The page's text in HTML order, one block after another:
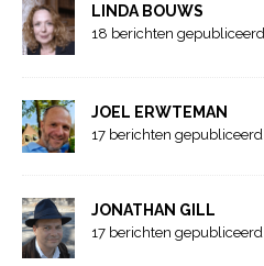
LINDA BOUWS
18 berichten gepubliceerd
JOEL ERWTEMAN
17 berichten gepubliceerd
JONATHAN GILL
17 berichten gepubliceerd